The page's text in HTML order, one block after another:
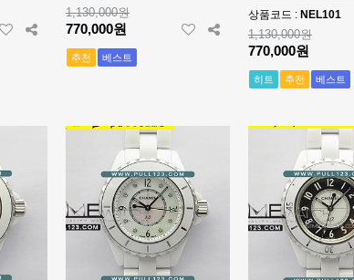
1,130,000원
770,000원
추천 베스트
상품코드 : NEL101
1,130,000원
770,000원
히트 추천 베스트